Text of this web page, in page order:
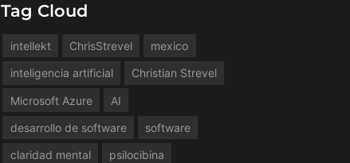
Tag Cloud
intellekt ChrisStrevel mexico
inteligencia artificial Christian Strevel
Microsoft Azure AI
desarrollo de software software
claridad mental psilocibina